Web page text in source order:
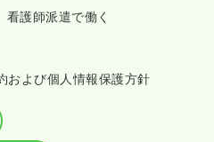
看護師派遣で働く
および個人情報保護方針